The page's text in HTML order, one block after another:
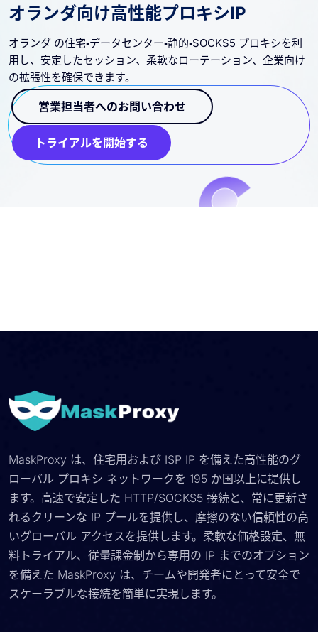
オランダ向け高性能プロキシIP
オランダ の住宅・データセンター・静的・SOCKS5 プロキシを利
用し、安定したセッション、柔軟なローテーション、企業向け
の拡張性を確保できます。
営業担当者へのお問い合わせ
トライアルを開始する
MaskProxy は、住宅用および ISP IP を備えた高性能のグ
ローバル プロキシ ネットワークを 195 か国以上に提供し
ます。高速で安定した HTTP/SOCKS5 接続と、常に更新さ
れるクリーンな IP プールを提供し、摩擦のない信頼性の高
いグローバル アクセスを提供します。柔軟な価格設定、無
料トライアル、従量課金制から専用の IP までのオプション
を備えた MaskProxy は、チームや開発者にとって安全で
スケーラブルな接続を簡単に実現します。